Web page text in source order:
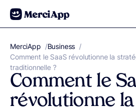
Aller au contenu
MerciApp correcteur orthographe
/Business /
Comment le SaaS révolutionne la
traditionnelle ?
Comment le
révolutionne